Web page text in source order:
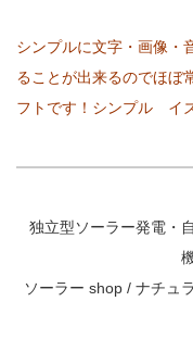
シンプルに文字・画像・
ることが出来るのでほぼ
フトです！シンプル イ
独立型ソーラー発電・
ソーラー shop / ナチ